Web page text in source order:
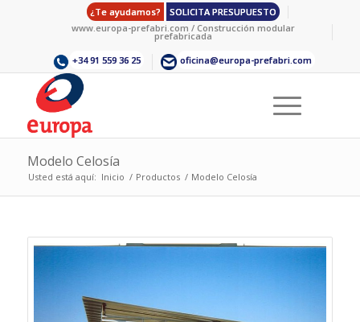
¿Te ayudamos?
SOLICITA PRESUPUESTO
www.europa-prefabri.com / Construcción modular
prefabricada
+34 91 559 36 25
oficina@europa-prefabri.com
Modelo Celosía
Usted está aquí: Inicio / Productos / Modelo Celosía